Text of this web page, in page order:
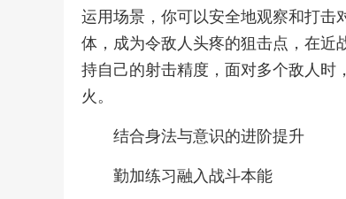
运用场景，你可以安全地观察和打击
体，成为令敌人头疼的狙击点，在近
持自己的射击精度，面对多个敌人时
火。
结合身法与意识的进阶提升
勤加练习融入战斗本能